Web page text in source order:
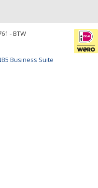
- BTW
Business Suite